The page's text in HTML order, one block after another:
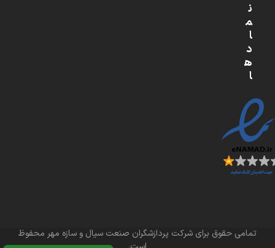
ن
م
ا
د
ه
ا
تمامی حقوق برای شرکت پردازشگران صنعت سیال و سازه مهر محفوظ